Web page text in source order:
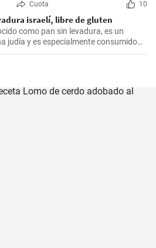
Cuota 10
israelí, libre de gluten
como pan sin levadura, es un
judía y es especialmente consumido
te mostraré cómo hacer tu propio